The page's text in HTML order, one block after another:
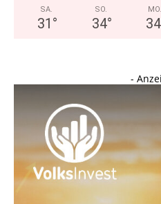
SA.
31 °
SO.
34°
MO.
34
-